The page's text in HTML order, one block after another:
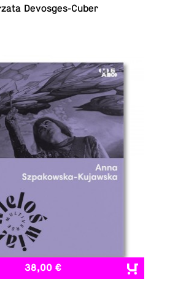
Devosges-Cuber
38,00 €